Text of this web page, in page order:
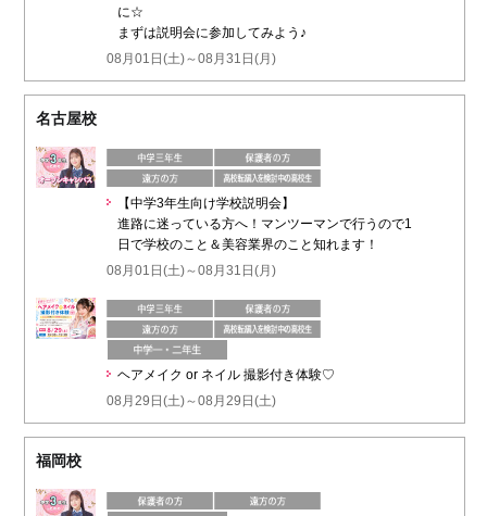
に☆
まずは説明会に参加してみよう♪
08月01日(土)～08月31日(月)
名古屋校
【中学3年生向け学校説明会】
進路に迷っている方へ！マンツーマンで行うので1
日で学校のこと＆美容業界のこと知れます！
08月01日(土)～08月31日(月)
ヘアメイク or ネイル 撮影付き体験♡
08月29日(土)～08月29日(土)
福岡校